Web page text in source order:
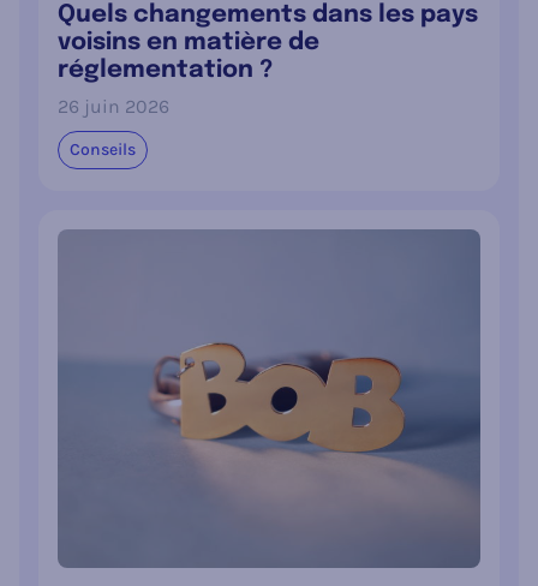
Quels changements dans les pays
voisins en matière de
réglementation ?
26 juin 2026
Conseils